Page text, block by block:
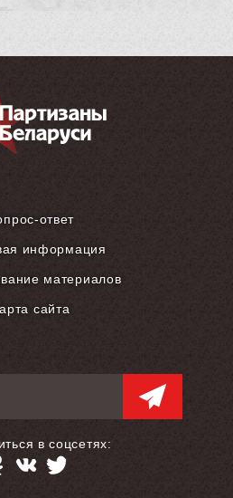
ответ
информация
материалов
сайта
в соцсетях: